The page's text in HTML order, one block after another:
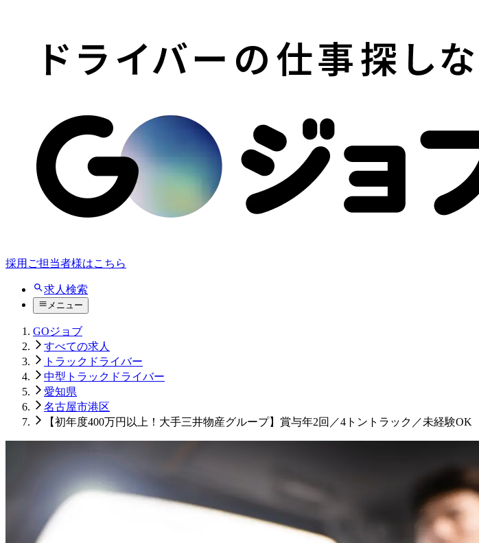
採用ご担当者様はこちら
求人検索
メニュー
GOジョブ
すべての求人
トラックドライバー
中型トラックドライバー
愛知県
名古屋市港区
【初年度400万円以上！大手三井物産グループ】賞与年2回／4トントラック／未経験OK